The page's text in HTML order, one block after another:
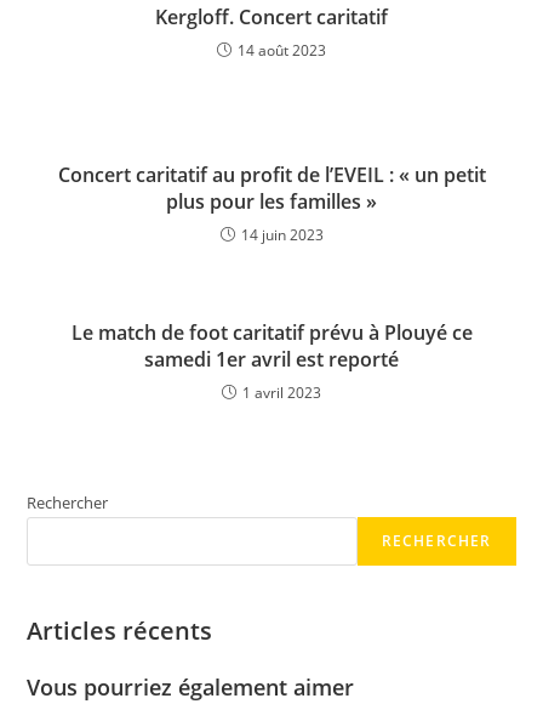
Kergloff. Concert caritatif
14 août 2023
Concert caritatif au profit de l’EVEIL : « un petit
plus pour les familles »
14 juin 2023
Le match de foot caritatif prévu à Plouyé ce
samedi 1er avril est reporté
1 avril 2023
Rechercher
RECHERCHER
Articles récents
Vous pourriez également aimer